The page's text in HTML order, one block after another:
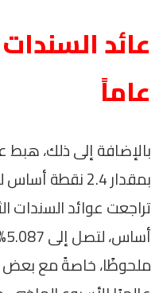
عاماً
ملحوظًا، خاصةً مع بعض